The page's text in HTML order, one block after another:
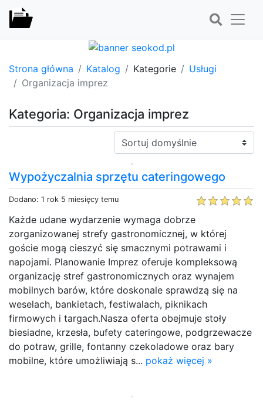
Strona główna Katalog Kategorie
Usługi
Organizacja imprez
Kategoria: Organizacja imprez
Sortuj:
Wypożyczalnia sprzętu cateringowego
Dodano: 1 rok 5 miesięcy temu
Każde udane wydarzenie wymaga dobrze
zorganizowanej strefy gastronomicznej, w której
goście mogą cieszyć się smacznymi potrawami i
napojami. Planowanie Imprez oferuje kompleksową
organizację stref gastronomicznych oraz wynajem
mobilnych barów, które doskonale sprawdzą się na
weselach, bankietach, festiwalach, piknikach
firmowych i targach.Nasza oferta obejmuje stoły
biesiadne, krzesła, bufety cateringowe, podgrzewacze
do potraw, grille, fontanny czekoladowe oraz bary
mobilne, które umożliwiają s... pokaż więcej »